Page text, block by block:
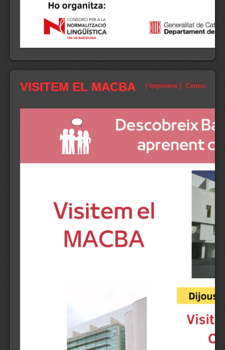
Correu
| Imprimeix |
VISITEM EL MACBA